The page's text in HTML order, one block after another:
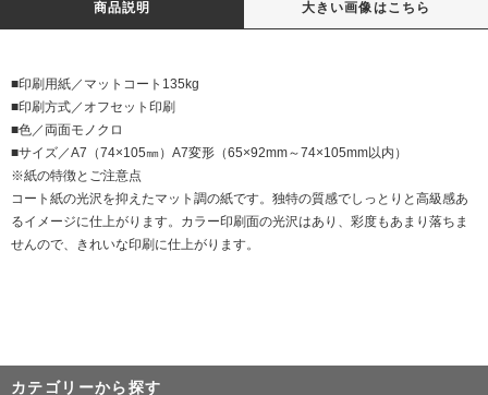
商品説明 大きい画像はこちら
■印刷用紙／マットコート135kg
■印刷方式／オフセット印刷
■色／両面モノクロ
■サイズ／A7（74×105㎜）A7変形（65×92mm～74×105mm以内）
※紙の特徴とご注意点
コート紙の光沢を抑えたマット調の紙です。独特の質感でしっとりと高級感あ
るイメージに仕上がります。カラー印刷面の光沢はあり、彩度もあまり落ちま
せんので、きれいな印刷に仕上がります。
カテゴリーから探す